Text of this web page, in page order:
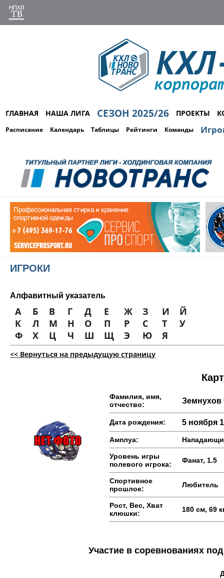
ГЛАВНАЯ НАША ЛИГА СЕЗОН 2025/26 ПРОЕКТЫ
Расписание Календарь Таблицы Рейтинги Команды
ИГРОКИ
Алфавитный указатель
А Б В Г Д Е Ж З И
Й
К
Л М Н О П Р С Т
У
Ф
Х Ц Ч Ш Щ Э Ю Я
<< Вернуться на предыдущую страницу
Фамилия, имя,
отчество:
Земнухов
Дата рождения: 5 ноября
Амплуа:
Уровень игры
полевого игрока:
Фанат, 1.5
Спортивное
прошлое:
Любитель
Рост, Вес, Хват
клюшки:
180 см, 69
Участие в соревнованиях